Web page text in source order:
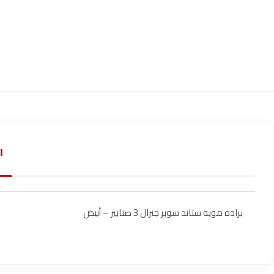
براده مويه ستاند سوبر جنرال 3 صنابير – أبيض